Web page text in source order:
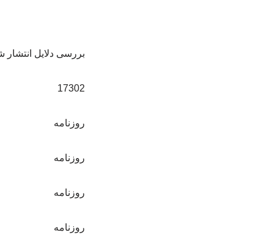
بررسی دلایل
17302
روزنامه
روزنامه
روزنامه
روزنامه